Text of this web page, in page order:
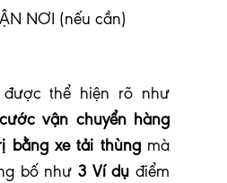
NƠI (nếu cần)
thể hiện rõ như
vận chuyển hàng
bằng xe tải thùng mà
bố như 3 Ví dụ điểm